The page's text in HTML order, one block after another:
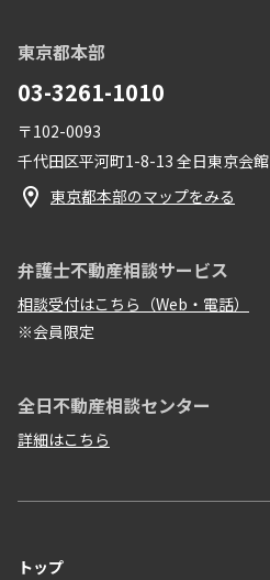
東京都本部
03-3261-1010
〒102-0093
千代田区平河町1-8-13 全日東京会館
東京都本部のマップをみる
弁護士不動産相談サービス
相談受付はこちら（Web・電話）
※会員限定
全日不動産相談センター
詳細はこちら
トップ